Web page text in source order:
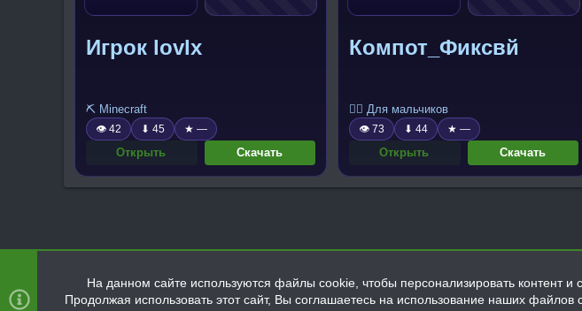
Игрок lovlx
⛏️ Minecraft
👁 42 ⬇ 45 ★ —
Открыть Скачать
Компот_Фиксвй
🧍‍♂️ Для мальчиков
👁 73 ⬇ 44 ★ —
Открыть Скачать
На данном сайте используются файлы cookie, чтобы персонализировать контент и
Продолжая использовать этот сайт, Вы соглашаетесь на использование наших